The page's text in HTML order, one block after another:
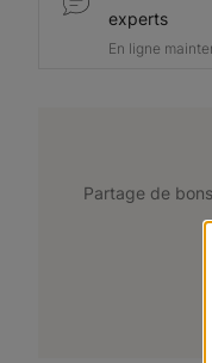
experts
En ligne
Partage de